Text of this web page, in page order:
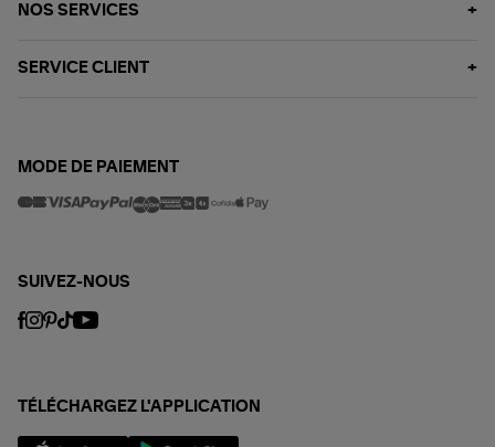
NOS SERVICES
SERVICE CLIENT
MODE DE PAIEMENT
SUIVEZ-NOUS
TÉLÉCHARGEZ L'APPLICATION